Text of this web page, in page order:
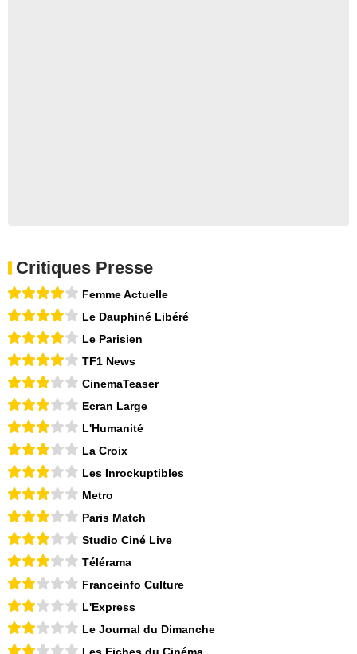
Critiques Presse
Femme Actuelle
Le Dauphiné Libéré
Le Parisien
TF1 News
CinemaTeaser
Ecran Large
L'Humanité
La Croix
Les Inrockuptibles
Metro
Paris Match
Studio Ciné Live
Télérama
Franceinfo Culture
L'Express
Le Journal du Dimanche
Les Fiches du Cinéma